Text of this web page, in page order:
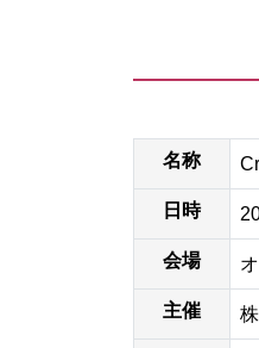
名称
日時
会場
主催